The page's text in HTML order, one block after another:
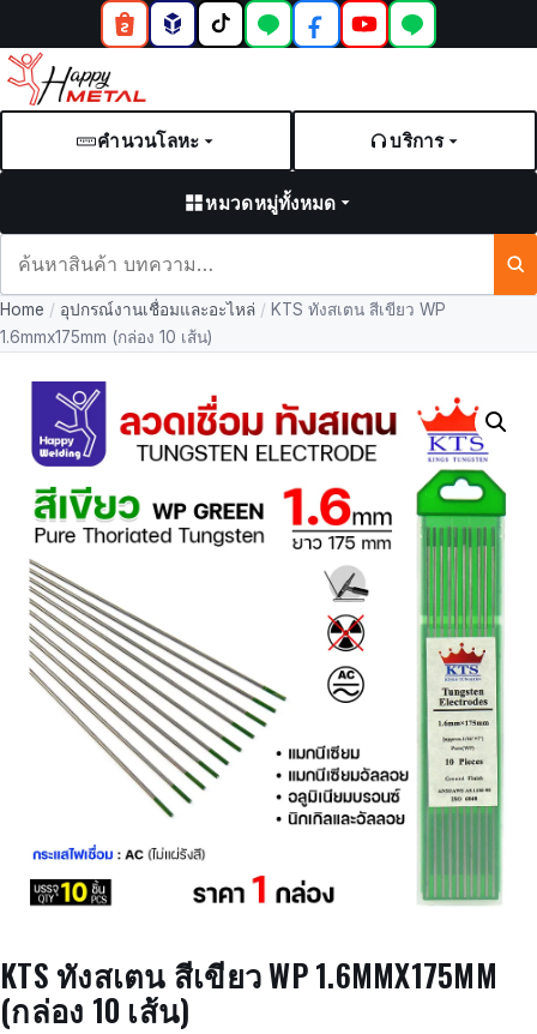
คำนวนโลหะ บริการ
หมวดหมู่ทั้งหมด
และ
บทความ
Home / อุปกรณ์งานเชื่อมและอะไหล่ / KTS ทังสเตน สีเขียว WP
1.6mmx175mm (กล่อง 10 เส้น)
KTS ทังสเตน สีเขียว WP 1.6MMX175MM
(กล่อง 10 เส้น)